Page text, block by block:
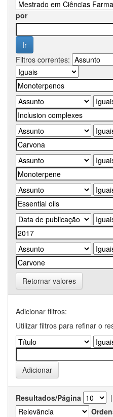
por
Filtros correntes:
Retornar valores
Adicionar filtros:
Utilizar filtros para refinar o
Resultados/Página |